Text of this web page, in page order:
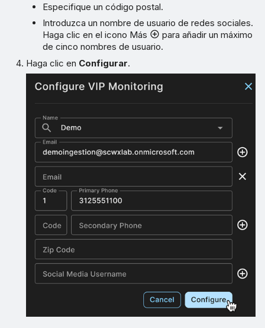
Especifique un código postal.
Introduzca un nombre de usuario de redes sociales.
Haga clic en el icono Más
para añadir un máximo
de cinco nombres de usuario.
Haga clic en Configurar.